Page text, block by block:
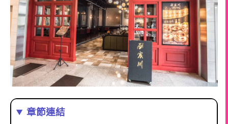
章節連結